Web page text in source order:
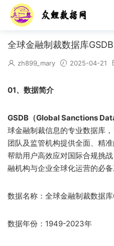
全球金融制裁数据库
zh899_mary 2025-04-21
01、数据简介
GSDB（Global Sanctions
球金融制裁信息的专业数据库
团队及监管机构提供全面、精
帮助用户高效应对国际合规挑
融机构与企业全球化运营的必备
数据名称：全球金融制裁数据
数据年份：1949-2023年